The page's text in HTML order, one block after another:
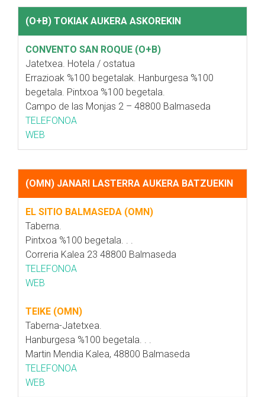
(O+B) TOKIAK AUKERA ASKOREKIN
CONVENTO SAN ROQUE (O+B)
Jatetxea. Hotela / ostatua
Errazioak %100 begetalak. Hanburgesa %100
begetala. Pintxoa %100 begetala.
Campo de las Monjas 2 – 48800 Balmaseda
TELEFONOA
WEB
(OMN) JANARI LASTERRA AUKERA BATZUEKIN
EL SITIO BALMASEDA (OMN)
Taberna.
Pintxoa %100 begetala. . .
Correria Kalea 23 48800 Balmaseda
TELEFONOA
WEB
TEIKE (OMN)
Taberna-Jatetxea.
Hanburgesa %100 begetala. . .
Martin Mendia Kalea, 48800 Balmaseda
TELEFONOA
WEB